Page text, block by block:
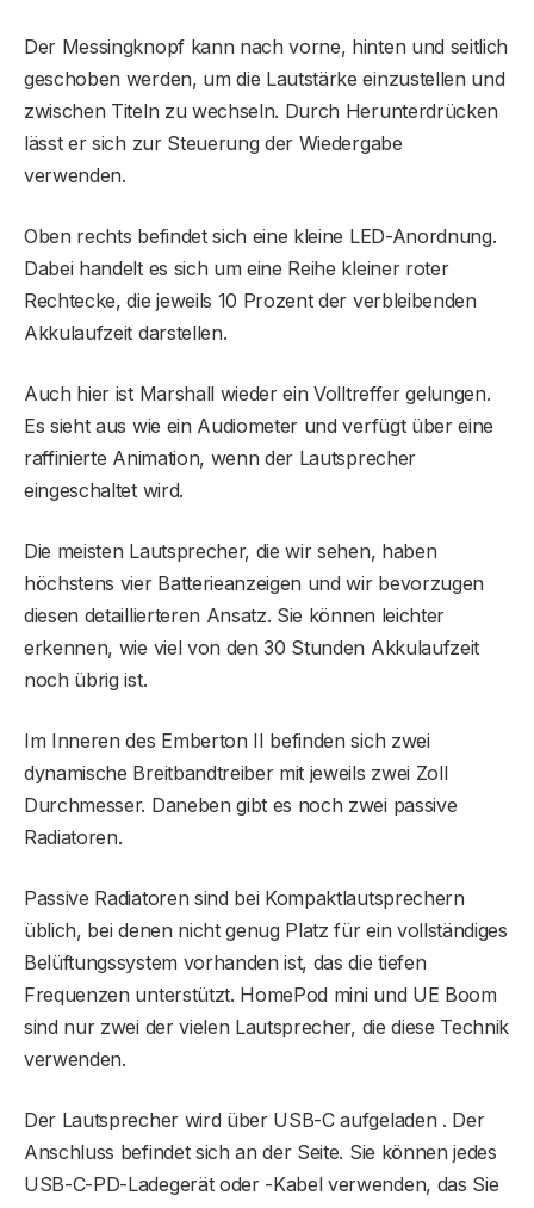
Der Messingknopf kann nach vorne, hinten und seitlich
geschoben werden, um die Lautstärke einzustellen und
zwischen Titeln zu wechseln. Durch Herunterdrücken
lässt er sich zur Steuerung der Wiedergabe
verwenden.
Oben rechts befindet sich eine kleine LED-Anordnung.
Dabei handelt es sich um eine Reihe kleiner roter
Rechtecke, die jeweils 10 Prozent der verbleibenden
Akkulaufzeit darstellen.
Auch hier ist Marshall wieder ein Volltreffer gelungen.
Es sieht aus wie ein Audiometer und verfügt über eine
raffinierte Animation, wenn der Lautsprecher
eingeschaltet wird.
Die meisten Lautsprecher, die wir sehen, haben
höchstens vier Batterieanzeigen und wir bevorzugen
diesen detaillierteren Ansatz. Sie können leichter
erkennen, wie viel von den 30 Stunden Akkulaufzeit
noch übrig ist.
Im Inneren des Emberton II befinden sich zwei
dynamische Breitbandtreiber mit jeweils zwei Zoll
Durchmesser. Daneben gibt es noch zwei passive
Radiatoren.
Passive Radiatoren sind bei Kompaktlautsprechern
üblich, bei denen nicht genug Platz für ein vollständiges
Belüftungssystem vorhanden ist, das die tiefen
Frequenzen unterstützt. HomePod mini und UE Boom
sind nur zwei der vielen Lautsprecher, die diese Technik
verwenden.
Der Lautsprecher wird über USB-C aufgeladen . Der
Anschluss befindet sich an der Seite. Sie können jedes
USB-C-PD-Ladegerät oder -Kabel verwenden, das Sie